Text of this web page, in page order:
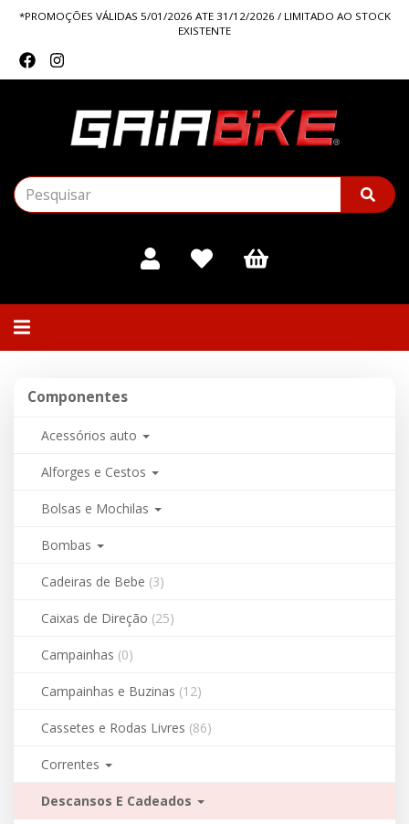
*PROMOÇÕES VÁLIDAS 5/01/2026 ATE 31/12/2026 / LIMITADO AO STOCK
EXISTENTE
Alternar
Componentes
Acessórios auto
Alforges e Cestos
Bolsas e Mochilas
Bombas
Cadeiras de Bebe (3)
Caixas de Direção (25)
Campainhas (0)
Campainhas e Buzinas (12)
Cassetes e Rodas Livres (86)
Correntes
Descansos E Cadeados